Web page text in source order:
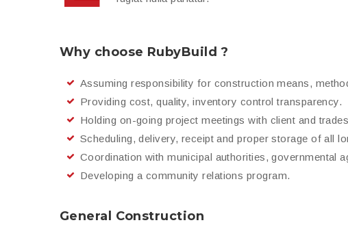
Why choose RubyBuild ?
Assuming responsibility for construction means,
Providing cost, quality, inventory control transparency.
Holding on-going project meetings with client and
Scheduling, delivery, receipt and proper storage of all
Coordination with municipal authorities, governmental
Developing a community relations program.
General Construction